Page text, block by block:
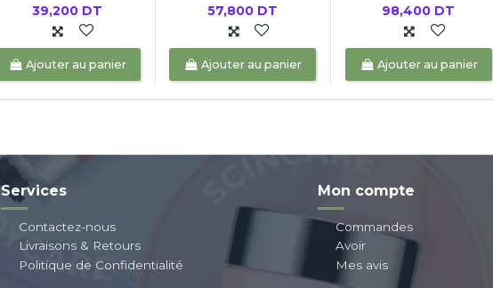
39,200 DT
Ajouter au panier
57,800 DT
Ajouter au panier
98,400 DT
Ajouter au panier
Services
Contactez-nous
Livraisons & Retours
Politique de Confidentialité
Mon compte
Commandes
Avoir
Mes avis